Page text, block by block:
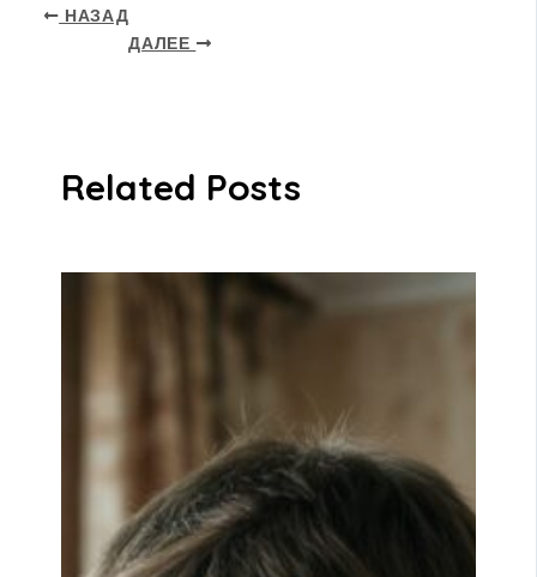
НАЗАД
ДАЛЕЕ
Related Posts